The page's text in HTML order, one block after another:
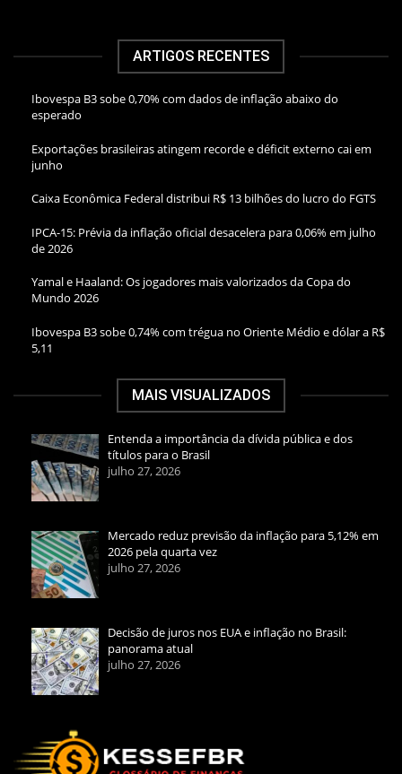
ARTIGOS RECENTES
Ibovespa B3 sobe 0,70% com dados de inflação abaixo do
esperado
Exportações brasileiras atingem recorde e déficit externo cai em
junho
Caixa Econômica Federal distribui R$ 13 bilhões do lucro do FGTS
IPCA-15: Prévia da inflação oficial desacelera para 0,06% em julho
de 2026
Yamal e Haaland: Os jogadores mais valorizados da Copa do
Mundo 2026
Ibovespa B3 sobe 0,74% com trégua no Oriente Médio e dólar a R$
5,11
MAIS VISUALIZADOS
Entenda a importância da dívida pública e dos
títulos para o Brasil
julho 27, 2026
Mercado reduz previsão da inflação para 5,12% em
2026 pela quarta vez
julho 27, 2026
Decisão de juros nos EUA e inflação no Brasil:
panorama atual
julho 27, 2026